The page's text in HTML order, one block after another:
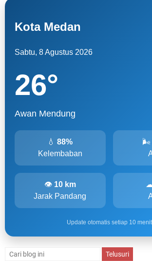
Kota Medan
Sabtu, 8 Agustus 2026
26°
Awan Mendung
💧88%
Kelembaban
👁 10 km
Jarak Pandang
Update otomatis setiap 10 menit